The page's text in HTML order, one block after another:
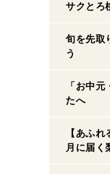
サクとろ
旬を先取
う
「お中
たへ
【あふ
月に届く